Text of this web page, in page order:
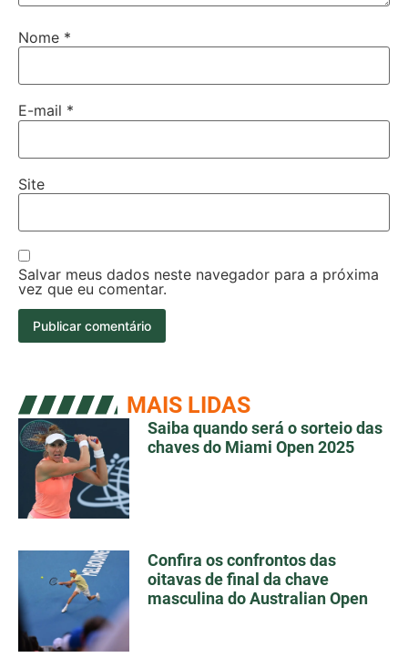
Nome *
E-mail *
Site
Salvar meus dados neste navegador para a próxima
vez que eu comentar.
MAIS LIDAS
Saiba quando será o sorteio das
chaves do Miami Open 2025
Confira os confrontos das
oitavas de final da chave
masculina do Australian Open